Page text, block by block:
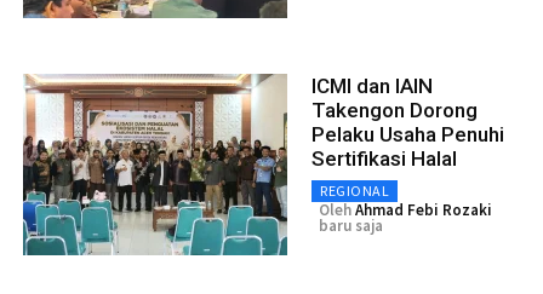
ICMI dan IAIN
Takengon Dorong
Pelaku Usaha Penuhi
Sertifikasi Halal
REGIONAL
OlehAhmad Febi Rozaki
baru saja